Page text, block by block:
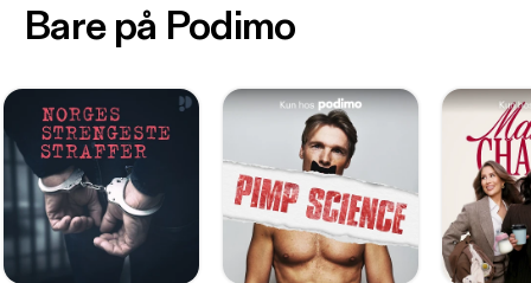
Bare på Podimo